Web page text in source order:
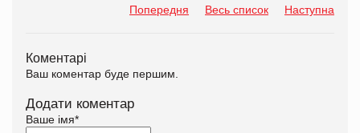
Попередня Весь список Наступна
Коментарі
Ваш коментар буде першим.
Додати коментар
Ваше імя*